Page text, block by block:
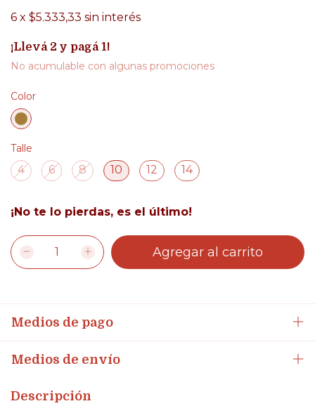
6 x $5.333,33 sin interés
¡Llevá 2 y pagá 1!
No acumulable con algunas promociones
Color
Talle
4 6 8 10 12 14
¡No te lo pierdas, es el último!
Medios de pago
Medios de envío
Descripción